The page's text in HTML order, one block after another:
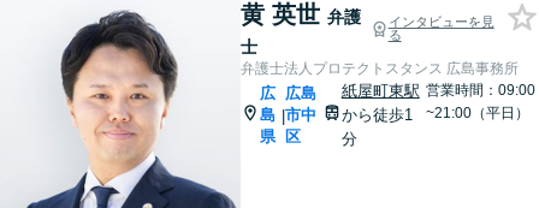
黄 英世 弁護
士
インタビューを見
る
弁護士法人プロテクトスタンス 広島事務所
広
島
県
|
広島
市中
区
紙屋町東駅
から徒歩1
分
営業時間：09:00
~21:00（平日）